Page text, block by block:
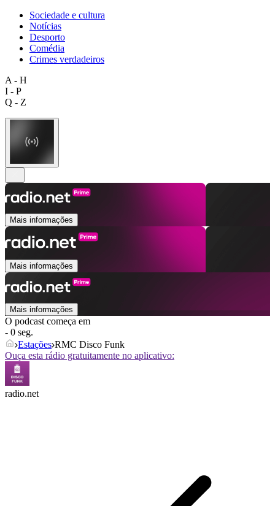
Sociedade e cultura
Notícias
Desporto
Comédia
Crimes verdadeiros
A - H
I - P
Q - Z
Mais informações
Mais informações
Mais informações
O podcast começa em
- 0 seg.
Estações RMC Disco Funk
Ouça esta rádio gratuitamente no aplicativo:
radio.net